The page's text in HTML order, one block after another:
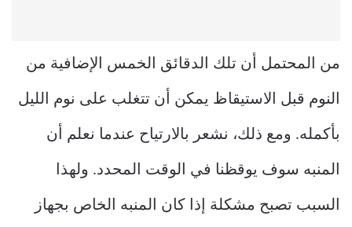
من المحتمل أن تلك الدقائق الخمس الإضافية من
النوم قبل الاستيقاظ يمكن أن تتغلب على نوم الليل
بأكمله. ومع ذلك، نشعر بالارتياح عندما نعلم أن
المنبه سوف يوقظنا في الوقت المحدد. ولهذا
السبب تصبح مشكلة إذا كان المنبه الخاص بجهاز